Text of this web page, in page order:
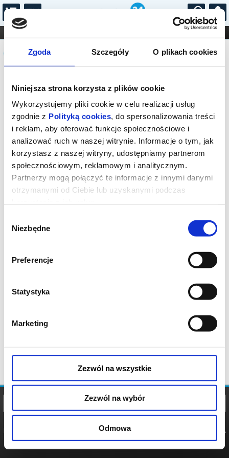
Zgoda Szczegóły O plikach cookies
Niniejsza strona korzysta z plików cookie
Wykorzystujemy pliki cookie w celu realizacji usług
zgodnie z Polityką cookies, do spersonalizowania treści
i reklam, aby oferować funkcje społecznościowe i
analizować ruch w naszej witrynie. Informacje o tym, jak
korzystasz z naszej witryny, udostępniamy partnerom
społecznościowym, reklamowym i analitycznym.
Partnerzy mogą połączyć te informacje z innymi danymi
otrzymanymi od Ciebie lub uzyskanymi podczas
zgody
Niezbędne
Preferencje
Statystyka
Marketing
Zezwól na wszystkie
Zezwól na wybór
Odmowa
...
FILHARMONIA OPERA I BALET
STAND-UP
DLA DZIECI
Komunikat
Sprzedaż biletów on-line na wydarzenie
została zakończona.
POLITYKA
POLITYKA